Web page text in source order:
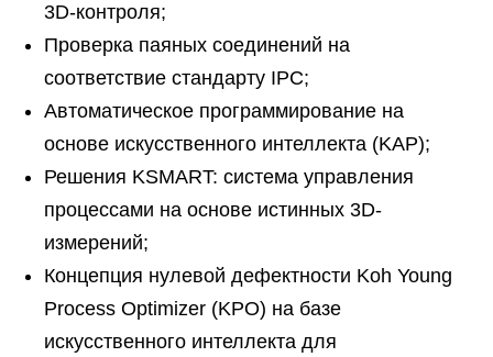
3D-контроля;
Проверка паяных соединений на
соответствие стандарту IPC;
Автоматическое программирование на
основе искусственного интеллекта (KAP);
Решения KSMART: система управления
процессами на основе истинных 3D-
измерений;
Концепция нулевой дефектности Koh Young
Process Optimizer (KPO) на базе
искусственного интеллекта для